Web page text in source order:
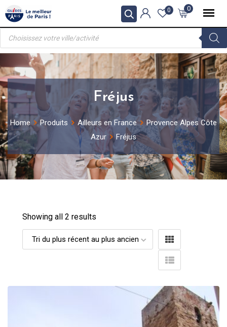
Skip
to
content
0
0
Recherche
produits
Fréjus
Home Produits Ailleurs en France
Provence Alpes Côte
Azur
Fréjus
Showing all 2 results